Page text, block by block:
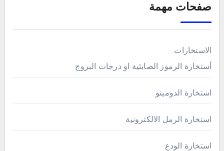
صفحات مهمة
الاستخارات
أستخارة الرموز الصابئية او درجات البروج
استخارة الدومينو
استخارة الرمل الالكترونية
استخارة الودع